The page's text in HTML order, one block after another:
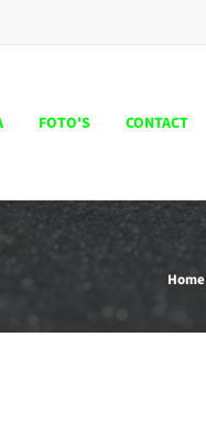
FOTO'S CONTACT
Home